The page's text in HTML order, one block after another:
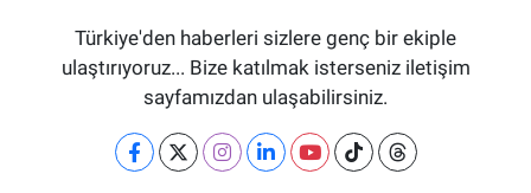
Türkiye'den haberleri sizlere genç bir ekiple
ulaştırıyoruz... Bize katılmak isterseniz iletişim
sayfamızdan ulaşabilirsiniz.